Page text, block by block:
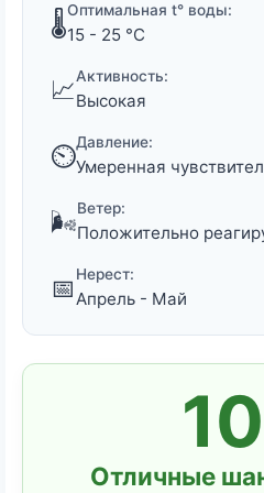
🌡️Оптимальная t° воды:
15 - 25 °C
📈Активность:
Высокая
⏲️Давление:
Умеренная
🌬️Ветер:
Положительно
📅 Нерест:
Апрель - Май
Отличные